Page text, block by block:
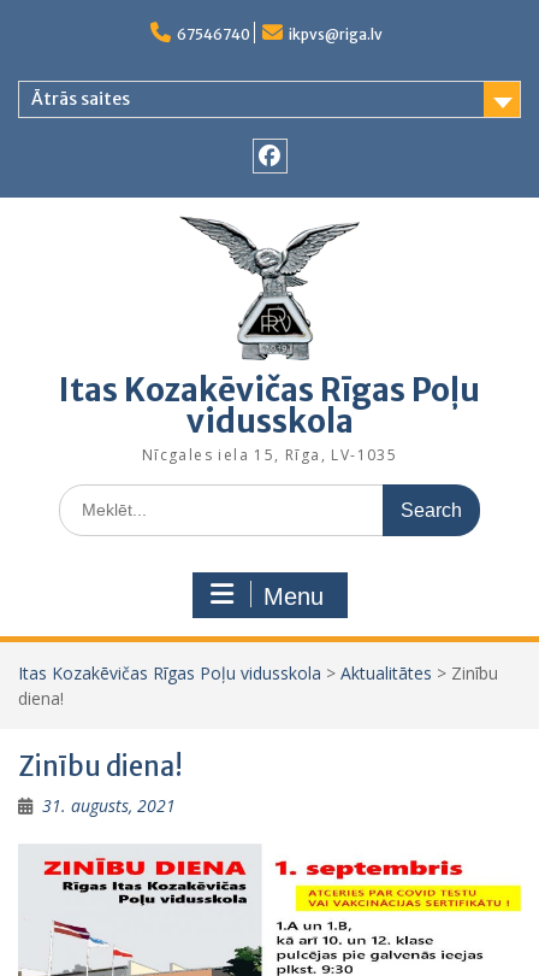
67546740 ikpvs@riga.lv
Ātrās saites
Itas Kozakēvičas Rīgas Poļu
vidusskola
Nīcgales iela 15, Rīga, LV-1035
Search
for:
Menu
Itas Kozakēvičas Rīgas Poļu vidusskola > Aktualitātes > Zinību
diena!
Zinību diena!
31. augusts, 2021